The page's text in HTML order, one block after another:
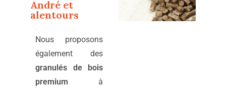
André et
alentours
Nous proposons
également des
granulés de bois
premium à